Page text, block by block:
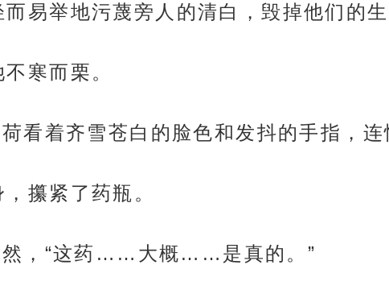
易举地污蔑旁人的清白，毁掉他们的
寒而栗。
看着齐雪苍白的脸色和发抖的手指，
攥紧了药瓶。
，“这药……大概……是真的。”